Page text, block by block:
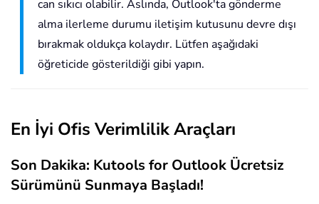
can sıkıcı olabilir. Aslında, Outlook'ta gönderme
alma ilerleme durumu iletişim kutusunu devre dışı
bırakmak oldukça kolaydır. Lütfen aşağıdaki
öğreticide gösterildiği gibi yapın.
En İyi Ofis Verimlilik Araçları
Son Dakika: Kutools for Outlook Ücretsiz
Sürümünü Sunmaya Başladı!